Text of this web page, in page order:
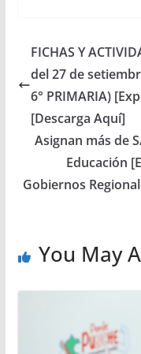
FICHAS Y
del 27 de
6° PRIMARIA)
[Descarga Aquí]
Asignan más de
Educación
Gobiernos
You May